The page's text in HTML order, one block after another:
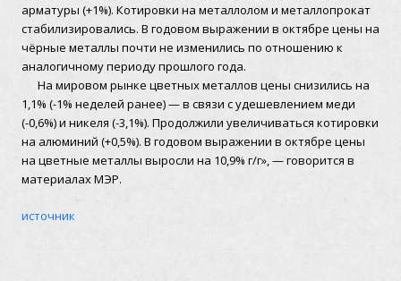
арматуры (+1%). Котировки на металлолом и металлопрокат
стабилизировались. В годовом выражении в октябре цены на
чёрные металлы почти не изменились по отношению к
аналогичному периоду прошлого года.
На мировом рынке цветных металлов цены снизились на
1,1% (-1% неделей ранее) — в связи с удешевлением меди
(-0,6%) и никеля (-3,1%). Продолжили увеличиваться котировки
на алюминий (+0,5%). В годовом выражении в октябре цены
на цветные металлы выросли на 10,9% г/г», — говорится в
материалах МЭР.
источник